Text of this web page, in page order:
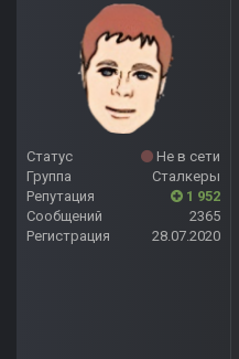
Статус
Не в сети
Группа
Сталкеры
Репутация
1 952
Сообщений
2365
Регистрация
28.07.2020